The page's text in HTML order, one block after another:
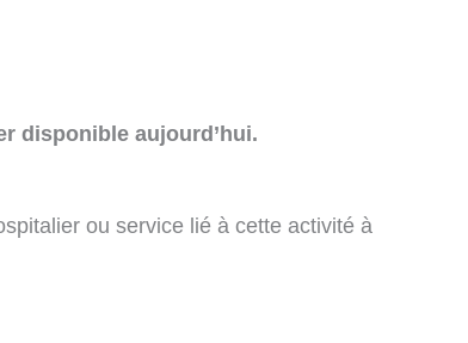
disponible aujourd’hui.
ou service lié à cette activité à